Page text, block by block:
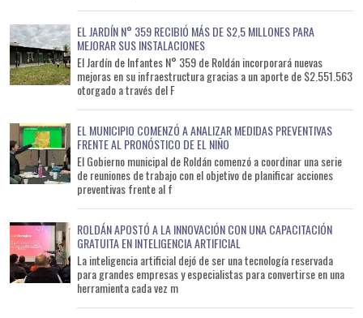
EL JARDÍN N° 359 RECIBIÓ MÁS DE $2,5 MILLONES PARA
MEJORAR SUS INSTALACIONES
El Jardín de Infantes N° 359 de Roldán incorporará nuevas
mejoras en su infraestructura gracias a un aporte de $2.551.563
otorgado a través del F
EL MUNICIPIO COMENZÓ A ANALIZAR MEDIDAS PREVENTIVAS
FRENTE AL PRONÓSTICO DE EL NIÑO
El Gobierno municipal de Roldán comenzó a coordinar una serie
de reuniones de trabajo con el objetivo de planificar acciones
preventivas frente al f
ROLDÁN APOSTÓ A LA INNOVACIÓN CON UNA CAPACITACIÓN
GRATUITA EN INTELIGENCIA ARTIFICIAL
La inteligencia artificial dejó de ser una tecnología reservada
para grandes empresas y especialistas para convertirse en una
herramienta cada vez m